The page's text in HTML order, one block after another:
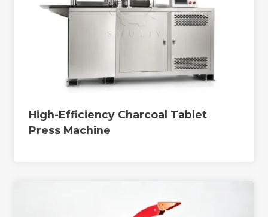
High-Efficiency Charcoal Tablet
Press Machine